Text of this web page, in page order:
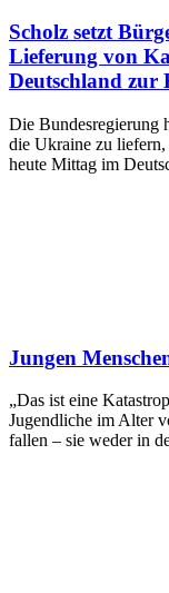
Scholz setzt
Lieferung von
Deutschland zur
Die Bundesregierung
die Ukraine zu
heute Mittag im
Jungen
„Das ist eine
Jugendliche im Alter
fallen – sie weder in